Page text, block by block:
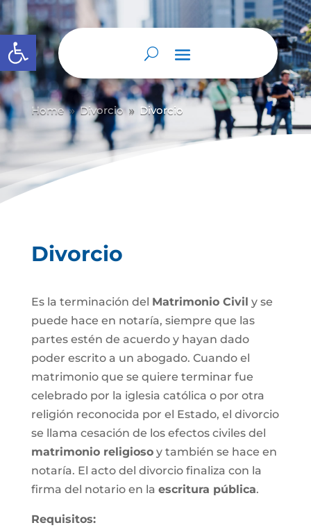
Abrir barra de herramientas
Home 9 Divorcio 9 Divorcio
Divorcio
Es la terminación del Matrimonio Civil y se
puede hace en notaría, siempre que las
partes estén de acuerdo y hayan dado
poder escrito a un abogado. Cuando el
matrimonio que se quiere terminar fue
celebrado por la iglesia católica o por otra
religión reconocida por el Estado, el divorcio
se llama cesación de los efectos civiles del
matrimonio religiosoy también se hace en
notaría. El acto del divorcio finaliza con la
firma del notario en la escritura pública.
Requisitos: